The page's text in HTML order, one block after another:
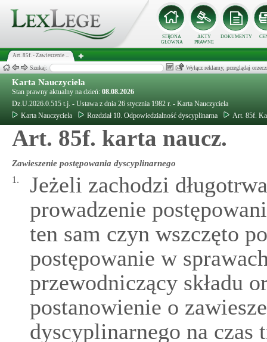
STRONA
GŁÓWNA
AKTY
PRAWNE
DOKUMENTY
Art. 85f. - Zawieszenie ...
Szukaj: Wyłącz reklamy, przeglądaj
Karta Nauczyciela
Stan prawny aktualny na dzień: 08.08.2026
Dz.U.2026.0.515 t.j. - Ustawa z dnia 26 stycznia 1982 r. - Karta Nauczyciela
Karta Nauczyciela
Rozdział 10. Odpowiedzialność dyscyplinarna Art. 85f.
Art. 85f. karta naucz.
Zawieszenie postępowania dyscyplinarnego
1.
Jeżeli zachodzi
prowadzenie
ten sam czyn wszczęto
postępowanie w
przewodniczący składu
postanowienie o
dyscyplinarnego na czas